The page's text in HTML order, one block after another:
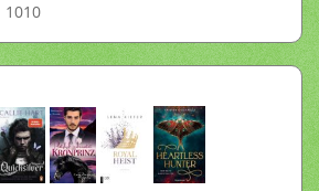
1010